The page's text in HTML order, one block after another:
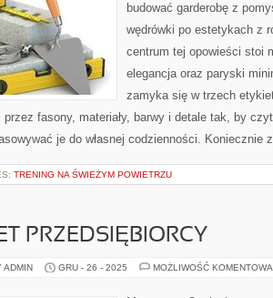
budować garderobę z
wędrówki po estetykach z
centrum tej opowieści stoi
elegancja oraz paryski
zamyka się w trzech
przez fasony, materiały, barwy i detale tak, by
je do własnej codzienności.
TRENING NA ŚWIEŻYM POWIETRZU
PRZEDSIĘBIORCY
ADMIN GRU - 26 - 2025 MOŻLIWOŚĆ